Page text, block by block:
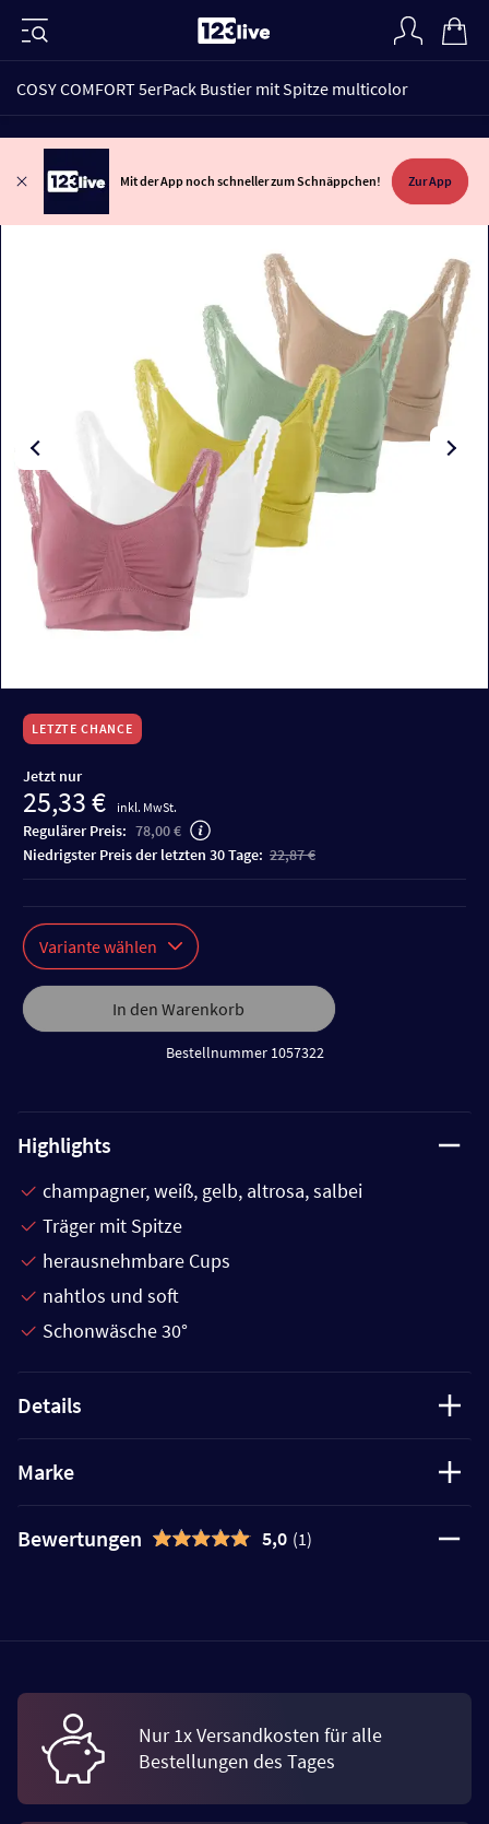
COSY COMFORT 5erPack Bustier mit Spitze multicolor
Mit der App noch schneller zum Schnäppchen! Zur App
LETZTE CHANCE
Jetzt nur
25,33 € inkl. MwSt.
Regulärer Preis: 78,00 €
niedrigster Preis der letzten 30 Tage: 22,87 €
Variante wählen
In den Warenkorb
Bestellnummer 1057322
Highlights
champagner, weiß, gelb, altrosa, salbei
Träger mit Spitze
herausnehmbare Cups
nahtlos und soft
Schonwäsche 30°
Details
Marke
Bewertungen 5,0 (1)
Nur 1x Versandkosten für alle
Bestellungen des Tages